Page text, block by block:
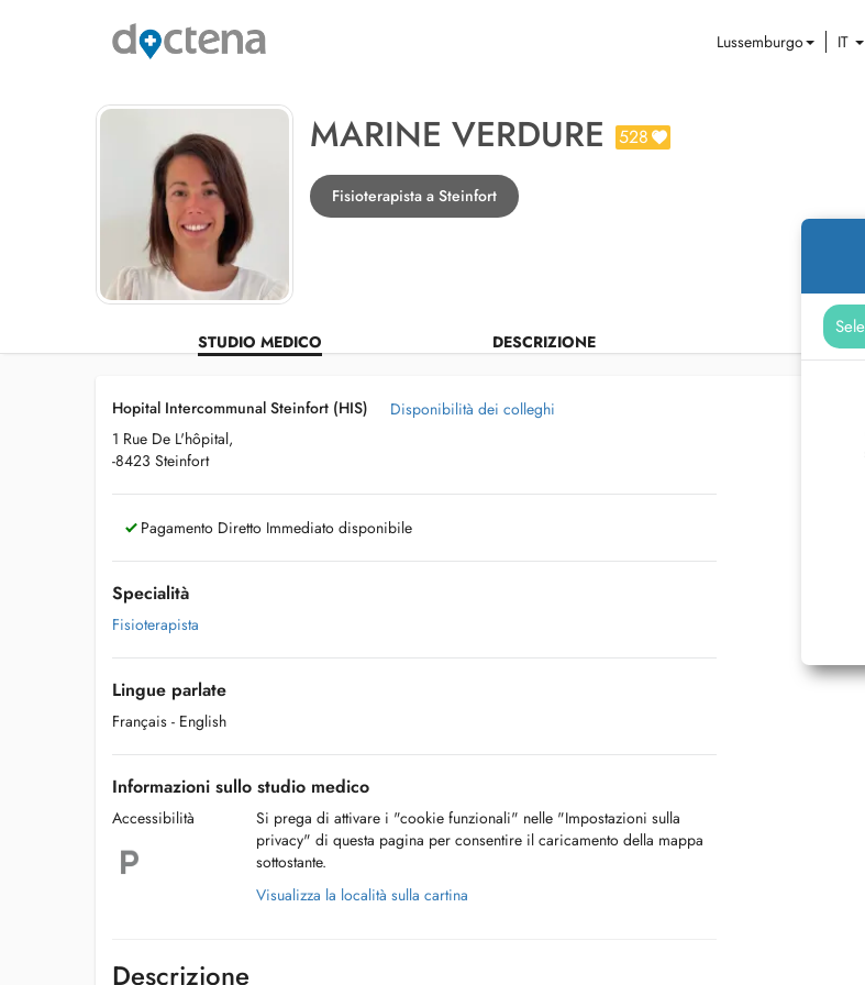
Lussemburgo IT
MARINE VERDURE 528
Fisioterapista a Steinfort
STUDIO MEDICO DESCRIZIONE
Hopital Intercommunal Steinfort (HIS)
1 Rue De L'hôpital,
-8423 Steinfort
Disponibilità dei colleghi
Pagamento Diretto Immediato disponibile
Specialità
Fisioterapista
Lingue parlate
Français - English
Informazioni sullo studio medico
Accessibilità
Si prega di attivare i "cookie funzionali" nelle "Impostazioni sulla
privacy" di questa pagina per consentire il caricamento della mappa
sottostante.
Visualizza la località sulla cartina
Descrizione